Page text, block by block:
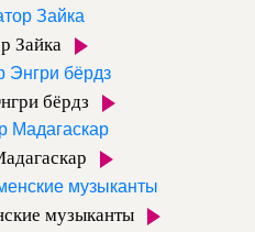
Зайка
бёрдз
музыканты